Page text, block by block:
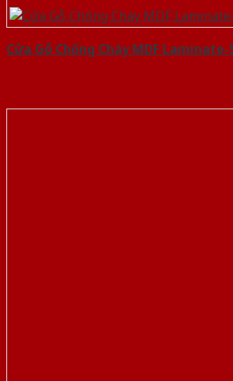
Cửa Gỗ Chống Cháy MDF Laminate-